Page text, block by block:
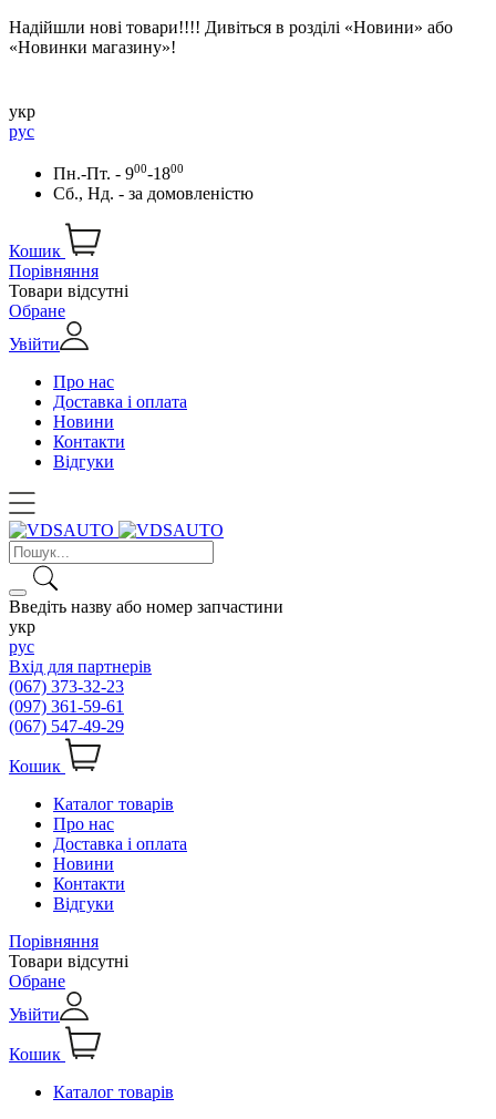
Надійшли нові товари!!!! Дивіться в розділі «Новини» або
«Новинки магазину»!
укр
рус
Пн.-Пт. - 900-1800
Сб., Нд. - за домовленістю
Кошик
Порівняння
Товари відсутні
Обране
Увійти
Про нас
Доставка і оплата
Новини
Контакти
Відгуки
Введіть назву або номер запчастини
укр
рус
Вхід для партнерів
(067) 373-32-23
(097) 361-59-61
(067) 547-49-29
Кошик
Каталог товарів
Про нас
Доставка і оплата
Новини
Контакти
Відгуки
Порівняння
Товари відсутні
Обране
Увійти
Кошик
Каталог товарів